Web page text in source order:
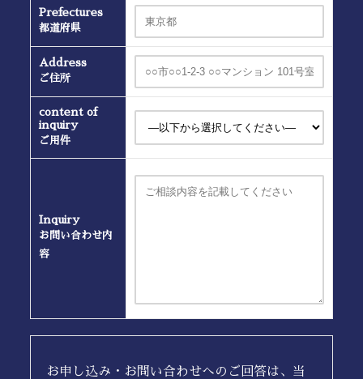
Prefectures
都道府県
Address
ご住所
content of
inquiry
ご用件
Inquiry
お問い合わせ内
容
お申し込み・お問い合わせへのご回答は、当